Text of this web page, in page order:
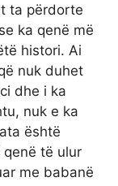
ta përdorte
ka qenë më
histori. Ai
nuk duhet
dhe i ka
nuk e ka
është
qenë të ulur
me babanë